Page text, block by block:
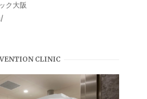
ク大阪
CLINIC